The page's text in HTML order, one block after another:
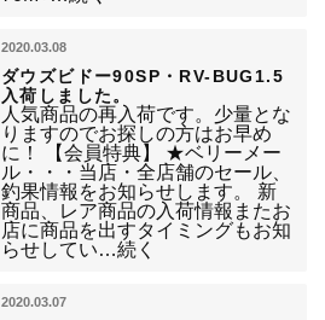
2020.03.08
ダウズビドー90SP・RV-BUG1.5
入荷しました。
人気商品の再入荷です。少量とな
りますのでお探しの方はお早め
に！ 【会員特典】 ★ベリーメー
ル・・・当店・全店舗のセール、
釣果情報をお知らせします。 新
商品、レア商品の入荷情報またお
店に商品を出すタイミングもお知
らせしてい…続く
2020.03.07